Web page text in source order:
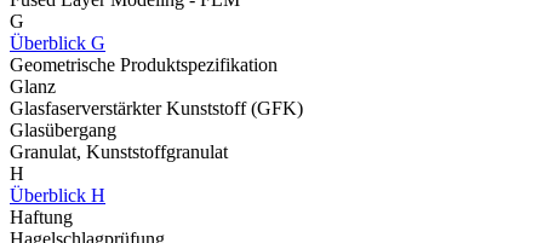
G
Überblick G
Geometrische Produktspezifikation
Glanz
Glasfaserverstärkter Kunststoff (GFK)
Glasübergang
Granulat, Kunststoffgranulat
H
Überblick H
Haftung
Hagelschlagprüfung